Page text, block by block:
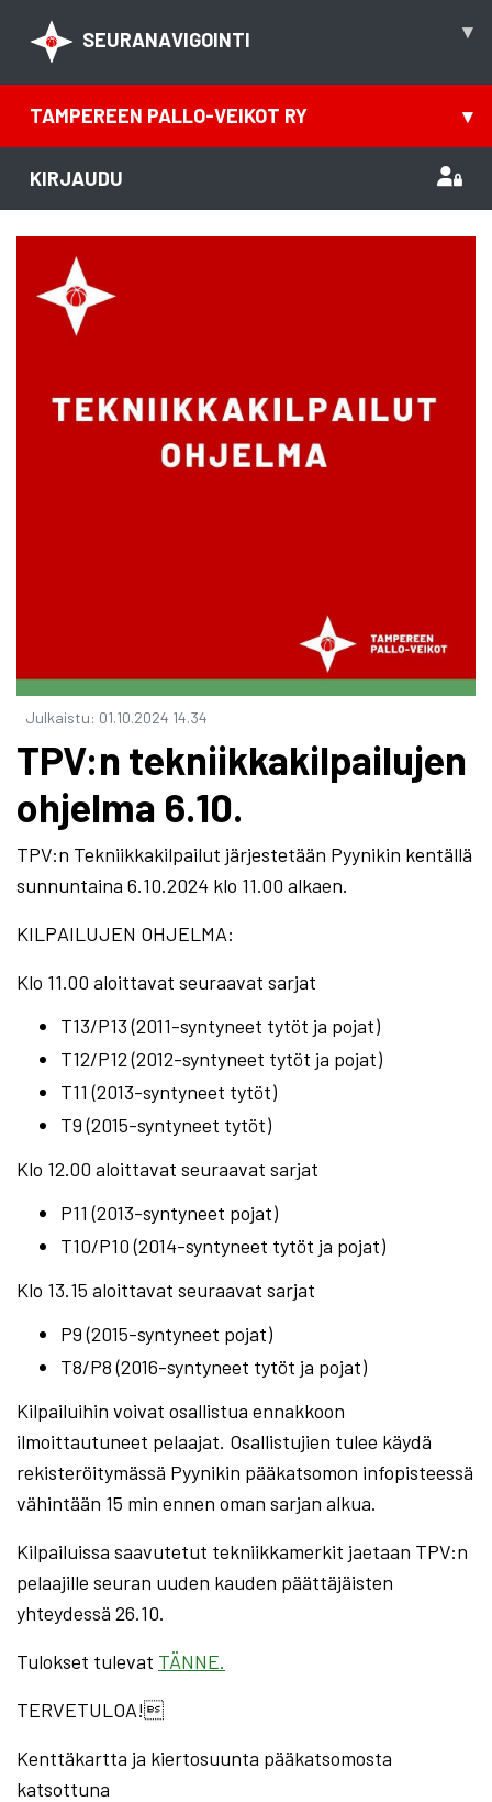
SEURANAVIGOINTI ▾
TAMPEREEN PALLO-VEIKOT RY ▾
KIRJAUDU
Julkaistu: 01.10.2024 14.34
TPV:n tekniikkakilpailujen
ohjelma 6.10.
TPV:n Tekniikkakilpailut järjestetään Pyynikin kentällä
sunnuntaina 6.10.2024 klo 11.00 alkaen.
KILPAILUJEN OHJELMA:
Klo 11.00 aloittavat seuraavat sarjat
T13/P13 (2011-syntyneet tytöt ja pojat)
T12/P12 (2012-syntyneet tytöt ja pojat)
T11 (2013-syntyneet tytöt)
T9 (2015-syntyneet tytöt)
Klo 12.00 aloittavat seuraavat sarjat
P11 (2013-syntyneet pojat)
T10/P10 (2014-syntyneet tytöt ja pojat)
Klo 13.15 aloittavat seuraavat sarjat
P9 (2015-syntyneet pojat)
T8/P8 (2016-syntyneet tytöt ja pojat)
Kilpailuihin voivat osallistua ennakkoon
ilmoittautuneet pelaajat. Osallistujien tulee käydä
rekisteröitymässä Pyynikin pääkatsomon infopisteessä
vähintään 15 min ennen oman sarjan alkua.
Kilpailuissa saavutetut tekniikkamerkit jaetaan TPV:n
pelaajille seuran uuden kauden päättäjäisten
yhteydessä 26.10.
Tulokset tulevat TÄNNE.
TERVETULOA!
Kenttäkartta ja kiertosuunta pääkatsomosta
katsottuna